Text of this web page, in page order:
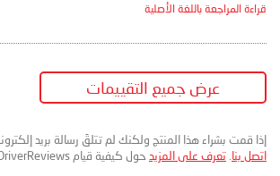
قراءة المراجعة باللغة الأصلية
عرض جميع التقييمات
إذا قمت بشراء هذا المنتج ولكنك لم تتلقَ رسالة بريد
اتصل بنا تعرف على المزيد حول كيفية قيام DriverReviews بمراجعة التعليقات.